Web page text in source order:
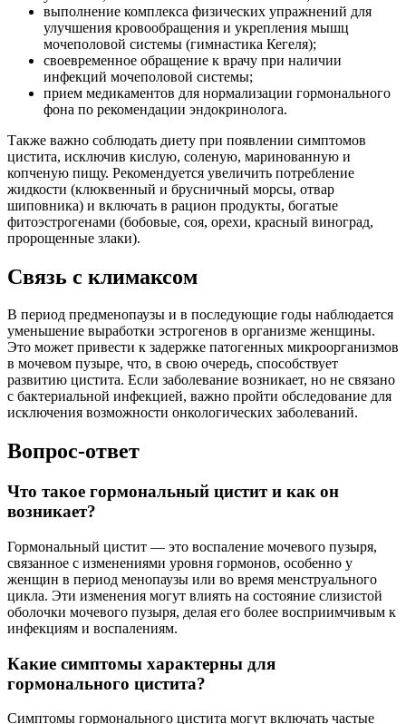
выполнение комплекса физических упражнений для
улучшения кровообращения и укрепления мышц
мочеполовой системы (гимнастика Кегеля);
своевременное обращение к врачу при наличии
инфекций мочеполовой системы;
прием медикаментов для нормализации гормонального
фона по рекомендации эндокринолога.
Также важно соблюдать диету при появлении симптомов
цистита, исключив кислую, соленую, маринованную и
копченую пищу. Рекомендуется увеличить потребление
жидкости (клюквенный и брусничный морсы, отвар
шиповника) и включать в рацион продукты, богатые
фитоэстрогенами (бобовые, соя, орехи, красный виноград,
пророщенные злаки).
Связь с климаксом
В период предменопаузы и в последующие годы наблюдается
уменьшение выработки эстрогенов в организме женщины.
Это может привести к задержке патогенных микроорганизмов
в мочевом пузыре, что, в свою очередь, способствует
развитию цистита. Если заболевание возникает, но не связано
с бактериальной инфекцией, важно пройти обследование для
исключения возможности онкологических заболеваний.
Вопрос-ответ
Что такое гормональный цистит и как он
возникает?
Гормональный цистит — это воспаление мочевого пузыря,
связанное с изменениями уровня гормонов, особенно у
женщин в период менопаузы или во время менструального
цикла. Эти изменения могут влиять на состояние слизистой
оболочки мочевого пузыря, делая его более восприимчивым к
инфекциям и воспалениям.
Какие симптомы характерны для
гормонального цистита?
Симптомы гормонального цистита могут включать частые